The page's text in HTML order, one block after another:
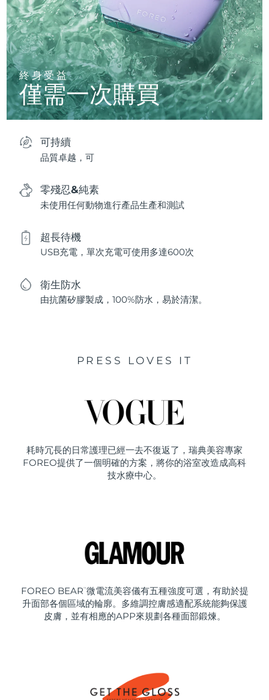
終身受益
僅需一次購買
可持續
品質卓越，可
零殘忍&純素
未使用任何動物進行產品生產和測試
超長待機
USB充電，單次充電可使用多達600次
衛生防水
由抗菌矽膠製成，100%防水，易於清潔。
PRESS LOVES IT
耗時冗長的日常護理已經一去不復返了，瑞典美容專家
FOREO提供了一個明確的方案，將你的浴室改造成高科
技水療中心。
FOREO BEAR ™ 微電流美容儀有五種強度可選，有助於提
升面部各個區域的輪廓。多維調控膚感適配系統能夠保護
皮膚，並有相應的APP來規劃各種面部鍛煉。